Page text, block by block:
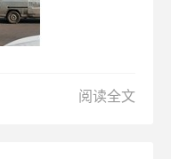
阅读全文